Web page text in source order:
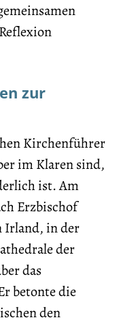
zur
Kirchenführer
im Klaren sind,
ist. Am
Erzbischof
Irland, in der
der
das
betonte die
den